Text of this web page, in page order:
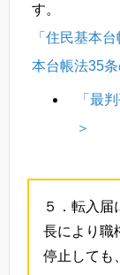
す。
「住民基本
本台帳法35
「最
＞
５．転入
長により職
停止しても